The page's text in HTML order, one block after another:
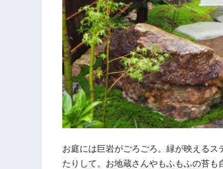
お庭には巨岩がごろごろ。緑が映える
たりして。お地蔵さんやもふもふの苔